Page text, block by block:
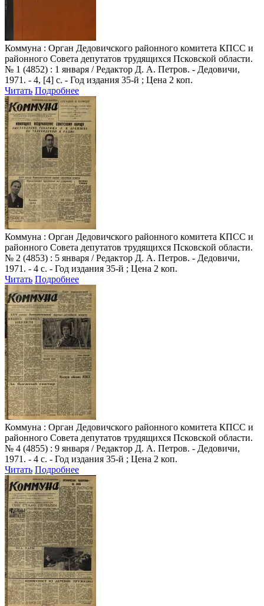
Коммуна : Орган Дедовичского районного комитета КПСС и
районного Совета депутатов трудящихся Псковской области.
№ 1 (4852) : 1 января / Редактор Д. А. Петров. - Дедовичи,
1971. - 4, [4] с. - Год издания 35-й ; Цена 2 коп.
Читать Подробнее
Коммуна : Орган Дедовичского районного комитета КПСС и
районного Совета депутатов трудящихся Псковской области.
№ 2 (4853) : 5 января / Редактор Д. А. Петров. - Дедовичи,
1971. - 4 с. - Год издания 35-й ; Цена 2 коп.
Читать Подробнее
Коммуна : Орган Дедовичского районного комитета КПСС и
районного Совета депутатов трудящихся Псковской области.
№ 4 (4855) : 9 января / Редактор Д. А. Петров. - Дедовичи,
1971. - 4 с. - Год издания 35-й ; Цена 2 коп.
Читать Подробнее